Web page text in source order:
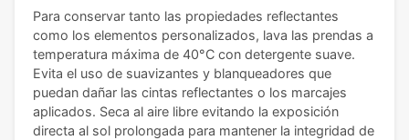
Para conservar tanto las propiedades reflectantes
como los elementos personalizados, lava las prendas a
temperatura máxima de 40°C con detergente suave.
Evita el uso de suavizantes y blanqueadores que
puedan dañar las cintas reflectantes o los marcajes
aplicados. Seca al aire libre evitando la exposición
directa al sol prolongada para mantener la integridad de